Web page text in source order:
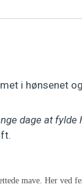
i hønsenet
dage at fylde
mave. Her ved